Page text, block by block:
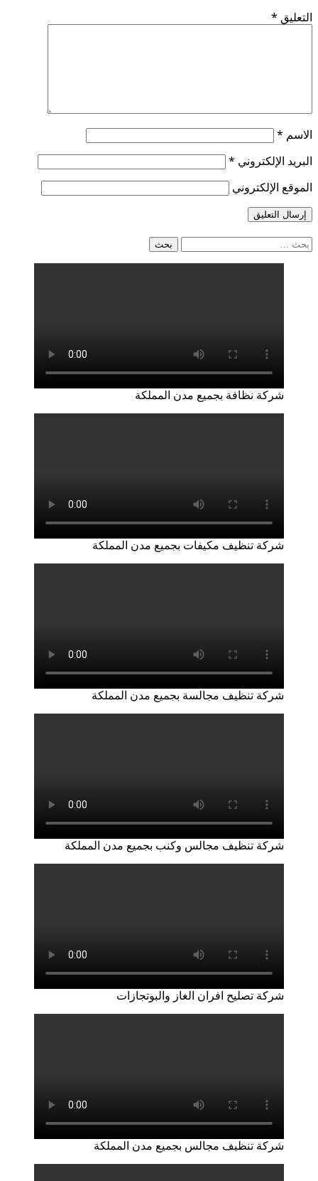
التعليق *
الاسم *
البريد الإلكتروني *
الموقع الإلكتروني
البحث
عن:
شركة نظافة بجميع مدن المملكة
شركة تنظيف مكيفات بجميع مدن المملكة
شركة تنظيف مجالسة بجميع مدن المملكة
شركة تنظيف مجالس وكنب بجميع مدن المملكة
شركة تصليح افران الغاز والبوتجازات
شركة تنظيف مجالس بجميع مدن المملكة